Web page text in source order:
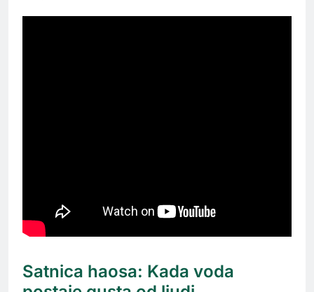
Satnica haosa: Kada voda